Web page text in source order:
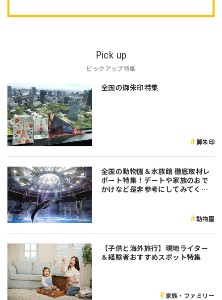
Pick up
ピックアップ特集
全国の御朱印特集
御朱印
全国の動物園＆水族館 徹底取材レ
ポート特集！デートや家族のおで
かけなど是非参考にしてみてくだ
動物園
【子供と海外旅行】現地ライター
＆経験者おすすめスポット特集
家族・ファミリー